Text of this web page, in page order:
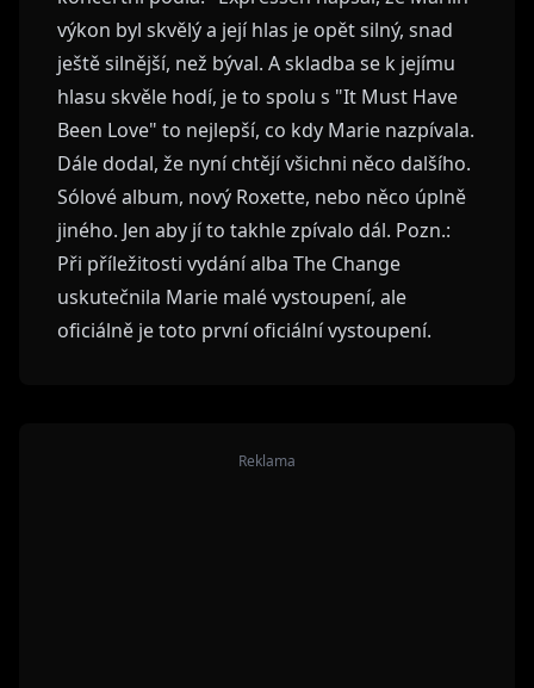
výkon byl skvělý a její hlas je opět silný, snad
ještě silnější, než býval. A skladba se k jejímu
hlasu skvěle hodí, je to spolu s "It Must Have
Been Love" to nejlepší, co kdy Marie nazpívala.
Dále dodal, že nyní chtějí všichni něco dalšího.
Sólové album, nový Roxette, nebo něco úplně
jiného. Jen aby jí to takhle zpívalo dál. Pozn.:
Při příležitosti vydání alba The Change
uskutečnila Marie malé vystoupení, ale
oficiálně je toto první oficiální vystoupení.
Reklama